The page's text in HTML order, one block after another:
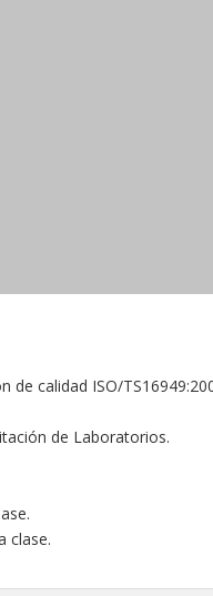
de calidad ISO/
de Laboratorios.
clase.